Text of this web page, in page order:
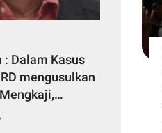
: Dalam Kasus
mengusulkan
Membuat